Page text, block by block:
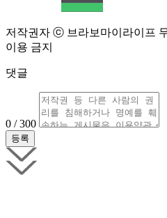
저작권자 ⓒ 브라보마이라이프
이용 금지
댓글
0 / 300